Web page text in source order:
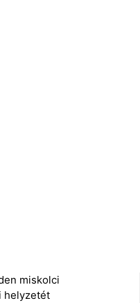
miskolci
helyzetét